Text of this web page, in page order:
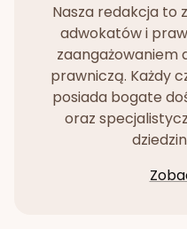
Nasza redakcja to
adwokatów i
zaangażowaniem
prawniczą. Każdy
posiada bogate
oraz